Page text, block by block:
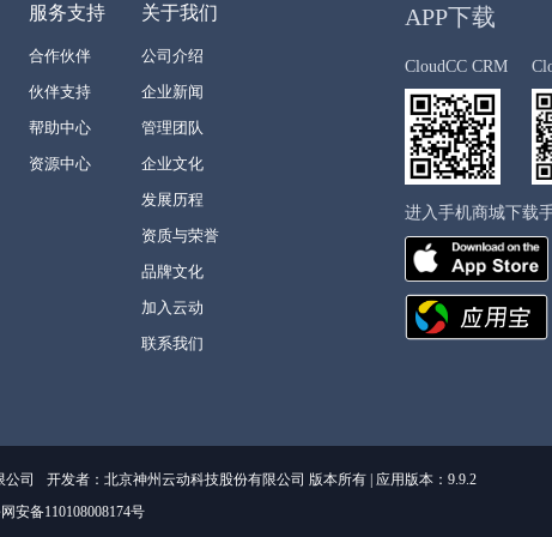
服务支持
合作伙伴
伙伴支持
帮助中心
资源中心
关于我们
公司介绍
企业新闻
管理团队
企业文化
发展历程
资质与荣誉
品牌文化
加入云动
联系我们
APP下载
CloudCC CRM
进入手机商城下载
司
开发者：北京神州云动科技股份有限公司 版本所有 | 应用版本：9.9.2
安备110108008174号